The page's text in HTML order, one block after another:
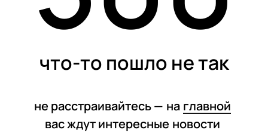
что-то пошло не так
не расстраивайтесь — на главной
вас ждут интересные новости